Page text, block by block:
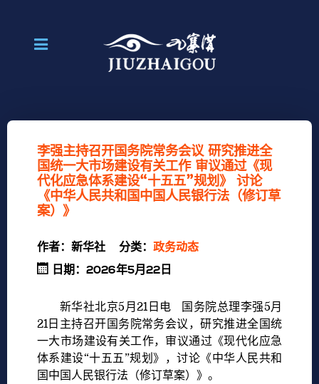
李强主持召开国务院常务会议 研究推进全
国统一大市场建设有关工作 审议通过《现
代化应急体系建设“十五五”规划》 讨论
《中华人民共和国中国人民银行法（修订草
案）》
作者： 新华社 分类： 政务动态
日期：2026年5月22日
新华社北京5月21日电 国务院总理李强5月
21日主持召开国务院常务会议，研究推进全国统
一大市场建设有关工作，审议通过《现代化应急
体系建设“十五五”规划》，讨论《中华人民共和
国中国人民银行法（修订草案）》。